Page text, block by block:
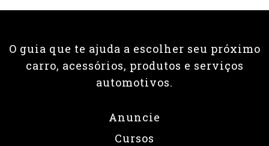
O guia que te ajuda a escolher seu próximo
carro, acessórios, produtos e serviços
automotivos.
Anuncie
Cursos